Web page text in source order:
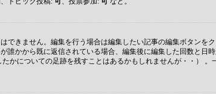
きません。編集を行う場合は編集したい記事の編集ボタンを
かから既に返信されている場合、編集後に編集した回数と日
かについての足跡を残すことはあるかもしれませんが・・）